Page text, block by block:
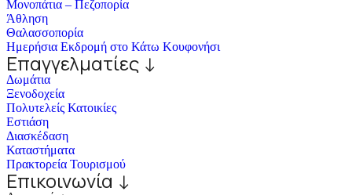
Μονοπάτια – Πεζοπορία
Άθληση
Θαλασσοπορία
Ημερήσια Εκδρομή στο Κάτω Κουφονήσι
Επαγγελματίες ↓
Δωμάτια
Ξενοδοχεία
Πολυτελείς Κατοικίες
Εστιάση
Διασκέδαση
Καταστήματα
Πρακτορεία Τουρισμού
Επικοινωνία ↓